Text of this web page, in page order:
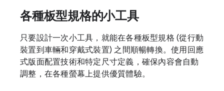
各種板型規格的小工具
只要設計一次小工具，就能在各種板型規格 (從行動
裝置到車輛和穿戴式裝置) 之間順暢轉換。使用回應
式版面配置技術和特定尺寸定義，確保內容會自動
調整，在各種螢幕上提供優質體驗。